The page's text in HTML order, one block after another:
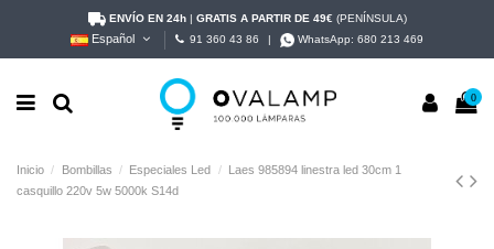
ENVÍO EN 24h| GRATIS A PARTIR DE 49€ (PENÍNSULA)
Español 91 360 43 86 WhatsApp:680 213 469
0
Inicio Bombillas Especiales Led
Laes 985894 linestra led 30cm 1
casquillo 220v 5w 5000k S14d